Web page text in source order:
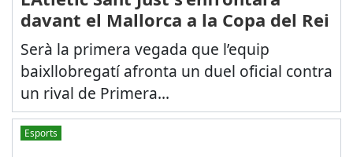
davant el Mallorca a la Copa del Rei
Serà la primera vegada que l’equip
baixllobregatí afronta un duel oficial contra
un rival de Primera...
Esports